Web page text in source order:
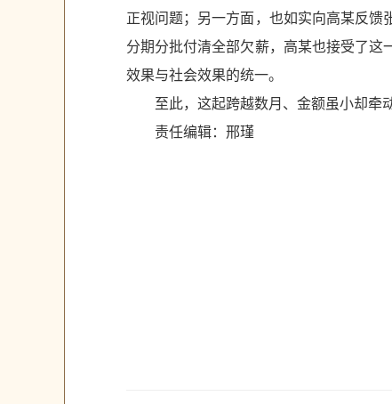
正视问题；另一方面，也如实向高某反
分期分批付清全部欠薪，高某也接受了
效果与社会效果的统一。
至此，这起跨越数月、金额虽小却牵
责任编辑：邢瑾